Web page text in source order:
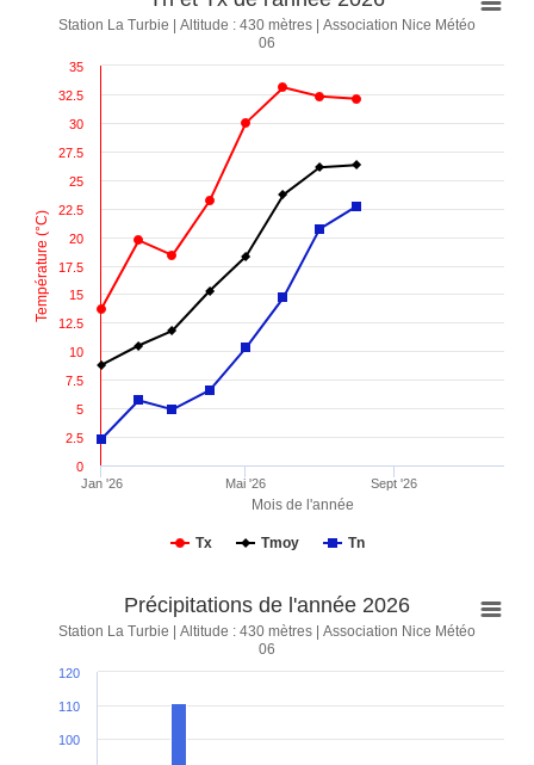
Mois de l'année
Température (°C)
Station La Turbie | Altitude : 430 mètres | Association Nice Météo
06
Tx Tmoy Tn
Jan '26 Mai '26 Sept '26
0
2.5
5
7.5
10
12.5
15
17.5
20
22.5
25
27.5
30
32.5
35
Précipitations de l'année 2026
Station La Turbie | Altitude : 430 mètres | Association Nice Météo
06
100
110
120